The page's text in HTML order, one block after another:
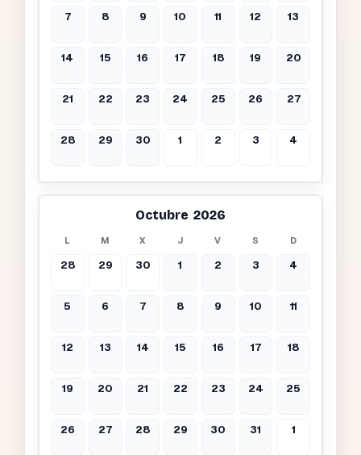
7 8 9 10 11 12 13
14 15 16 17 18 19 20
21 22 23 24 25 26 27
28 29 30 1 2 3 4
Octubre 2026
L M X J V S D
28 29 30 1 2 3 4
5 6 7 8 9 10 11
12 13 14 15 16 17 18
19 20 21 22 23 24 25
26 27 28 29 30 31 1